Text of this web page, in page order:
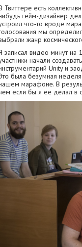
Твиттере есть
гейм-дизайнер
что-то вроде
мы
жанр
записал видео минут на
начали
Unity и
была безумная
марафоне. В
если бы я ее делал в